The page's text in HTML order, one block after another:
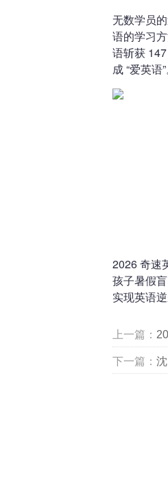
无数学员
语的学习
语斩获
成 “爱英语
2026 奇速
孩子暑假
实现英语
上一篇：
下一篇：